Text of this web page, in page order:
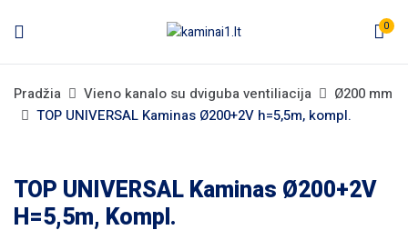
0
Pradžia Vieno kanalo su dviguba ventiliacija
Ø200 mm
TOP UNIVERSAL Kaminas Ø200+2V h=5,5m, kompl.
TOP UNIVERSAL Kaminas Ø200+2V
H=5,5m, Kompl.